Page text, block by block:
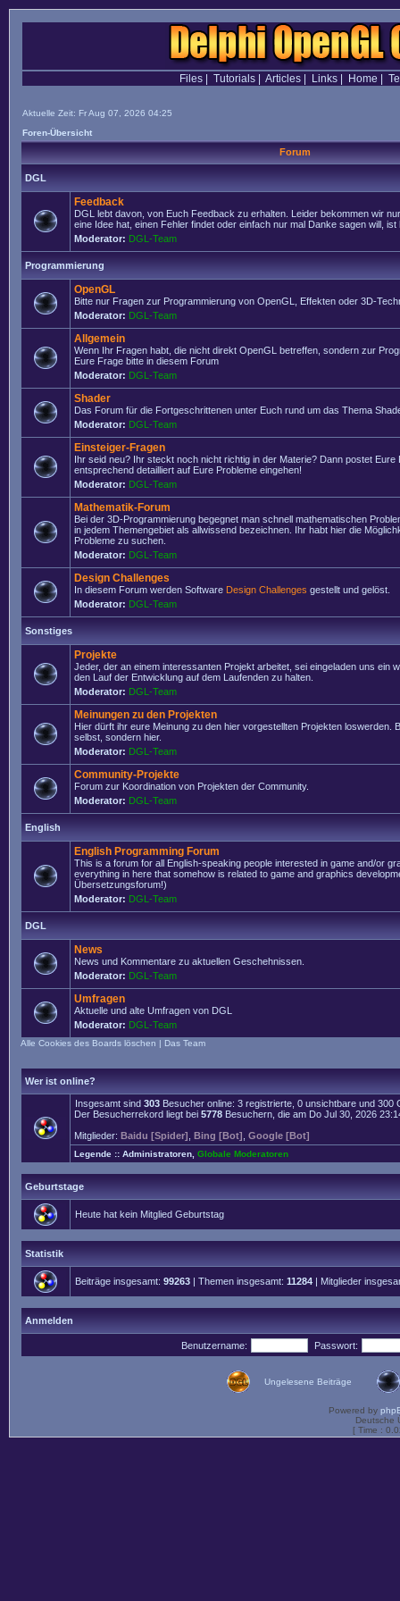
Files| Tutorials| Articles| Links| Home
Aktuelle Zeit: Fr Aug 07, 2026 04:25
Foren-Übersicht
Forum
DGL
Feedback
DGL lebt davon, von Euch Feedback zu erhalten. Leider bekommen wir
eine Idee hat, einen Fehler findet oder einfach nur mal Danke sagen will, ist
Moderator: DGL-Team
Programmierung
OpenGL
Bitte nur Fragen zur Programmierung von OpenGL, Effekten oder 3D-
Moderator: DGL-Team
Allgemein
Wenn Ihr Fragen habt, die nicht direkt OpenGL betreffen, sondern zur
Eure Frage bitte in diesem Forum
Moderator: DGL-Team
Shader
Das Forum für die Fortgeschrittenen unter Euch rund um das Thema
Moderator: DGL-Team
Einsteiger-Fragen
Ihr seid neu? Ihr steckt noch nicht richtig in der Materie? Dann postet Eure
entsprechend detailliert auf Eure Probleme eingehen!
Moderator: DGL-Team
Mathematik-Forum
Bei der 3D-Programmierung begegnet man schnell mathematischen
in jedem Themengebiet als allwissend bezeichnen. Ihr habt hier die
Probleme zu suchen.
Moderator: DGL-Team
Design Challenges
In diesem Forum werden Software Design Challenges gestellt und gelöst.
Moderator: DGL-Team
Sonstiges
Projekte
Jeder, der an einem interessanten Projekt arbeitet, sei eingeladen uns ein
den Lauf der Entwicklung auf dem Laufenden zu halten.
Moderator: DGL-Team
Meinungen zu den Projekten
Hier dürft ihr eure Meinung zu den hier vorgestellten Projekten loswerden.
selbst, sondern hier.
Moderator: DGL-Team
Community-Projekte
Forum zur Koordination von Projekten der Community.
Moderator: DGL-Team
English
English Programming Forum
This is a forum for all English-speaking people interested in game and/or
everything in here that somehow is related to game and graphics
Übersetzungsforum!)
Moderator: DGL-Team
DGL
News
News und Kommentare zu aktuellen Geschehnissen.
Moderator: DGL-Team
Umfragen
Aktuelle und alte Umfragen von DGL
Moderator: DGL-Team
Alle Cookies des Boards löschen | Das Team
Wer ist online?
Insgesamt sind 303 Besucher online: 3 registrierte, 0 unsichtbare und
Der Besucherrekord liegt bei 5778 Besuchern, die am Do Jul 30, 2026
Mitglieder: Baidu [Spider] Bing [Bot] Google [Bot]
Legende :: Administratoren Globale Moderatoren
Geburtstage
Heute hat kein Mitglied Geburtstag
Statistik
Beiträge insgesamt: 99263 | Themen insgesamt: 11284 | Mitglieder
Anmelden
Benutzername: Passwort:
Ungelesene Beiträge
Powered by
Deutsche
[ Time :